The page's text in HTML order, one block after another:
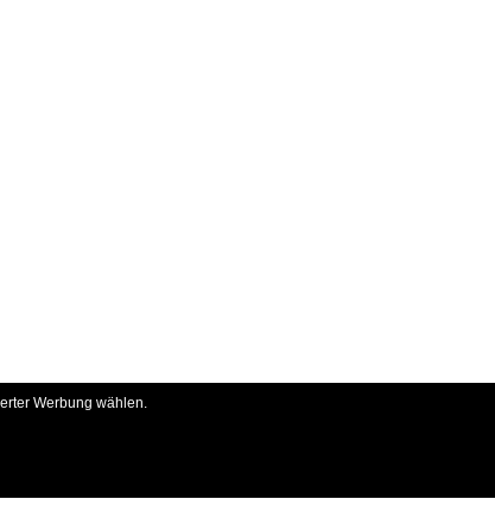
Werbung wählen.